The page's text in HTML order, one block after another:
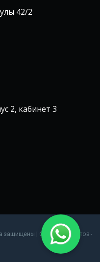
42/2
2, кабинет 3
защищены | Создание сайтов -